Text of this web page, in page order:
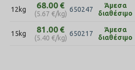
12kg 68.00 €
(5.67 €/kg)
650247
Άμεσα
διαθέσιμο
15kg 81.00 €
(5.40 €/kg)
650217
Άμεσα
διαθέσιμο